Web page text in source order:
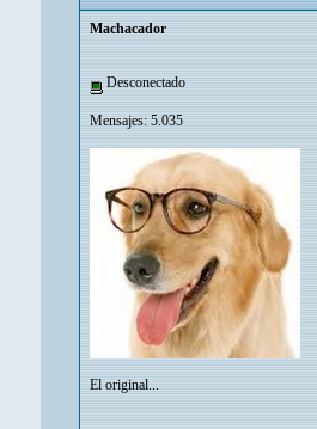
Machacador
Desconectado
Mensajes: 5.035
El original...